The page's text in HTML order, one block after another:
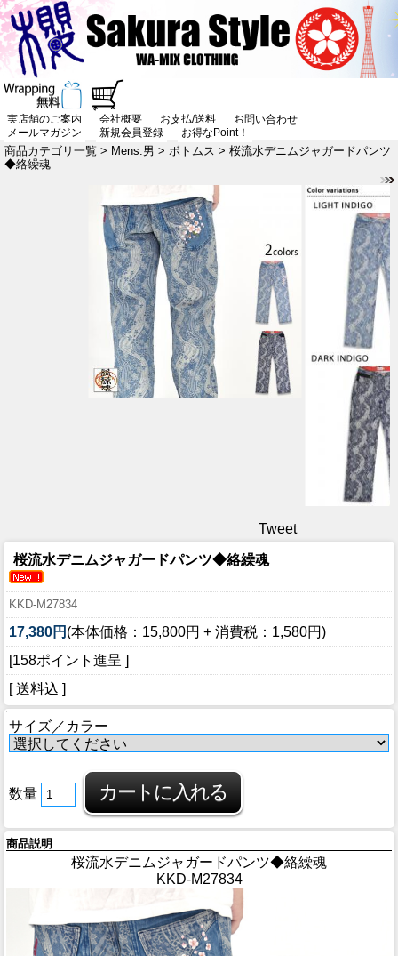
実店舗のご案内 会社概要 お支払/送料
お問い合わせ
メールマガジン
新規会員登録 お得なPoint！
商品カテゴリ一覧 > Mens:男 > ボトムス > 桜流水デニムジャガードパンツ
◆絡繰魂
Tweet
桜流水デニムジャガードパンツ◆絡繰魂
KKD-M27834
17,380円 (本体価格：15,800円 + 消費税：1,580円)
[158ポイント進呈 ]
[ 送料込 ]
サイズ／カラー
数量
商品説明
桜流水デニムジャガードパンツ◆絡繰魂
KKD-M27834